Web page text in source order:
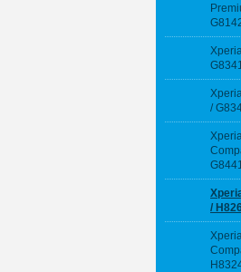
/
/